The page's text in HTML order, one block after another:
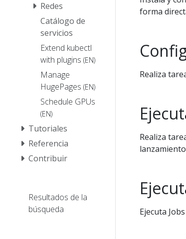
Redes
Catálogo de
servicios
Extend kubectl
with plugins (EN)
Manage
HugePages (EN)
Schedule GPUs
(EN)
Tutoriales
Referencia
Contribuir
Resultados de la
búsqueda
forma
Realiza
Realiza
Ejecuta